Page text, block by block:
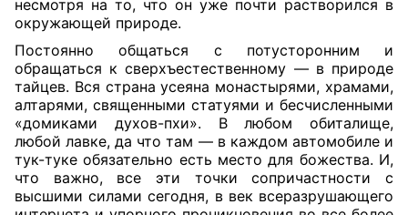
несмотря на то, что он уже почти растворился в
окружающей природе.
Постоянно общаться с потусторонним и
обращаться к сверхъестественному — в природе
тайцев. Вся страна усеяна монастырями, храмами,
алтарями, священными статуями и бесчисленными
«домиками духов-пхи». В любом обиталище,
любой лавке, да что там — в каждом автомобиле и
тук-туке обязательно есть место для божества. И,
что важно, все эти точки сопричастности с
высшими силами сегодня, в век всеразрушающего